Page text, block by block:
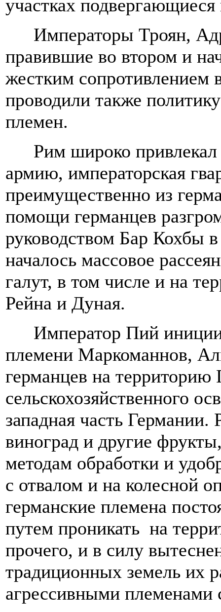
участках
Императоры Троян,
правившие во втором и
жестким сопротивлением
проводили также
племен.
Рим широко
армию, императорская
преимущественно из
помощи германцев
руководством Бар Кохбы
началось массовое
галут, в том числе и на
Рейна и Дуная.
Император Пий
племени Маркоманнов,
германцев на территорию
сельскохозяйственного
западная часть
виноград и другие
методам обработки и
с отвалом и на колесной
германские племена
путем проникать на
прочего, и в силу
традиционных земель их
агрессивными племенами